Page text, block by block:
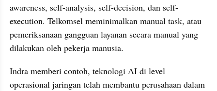
awareness, self-analysis, self-decision, dan self-
execution. Telkomsel meminimalkan manual task, atau
pemeriksanaan gangguan layanan secara manual yang
dilakukan oleh pekerja manusia.
Indra memberi contoh, teknologi AI di level
operasional jaringan telah membantu perusahaan dalam